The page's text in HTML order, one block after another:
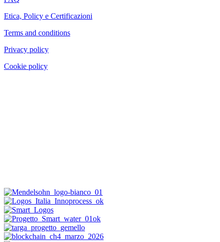
Etica, Policy e Certificazioni
Terms and conditions
Privacy policy
Cookie policy